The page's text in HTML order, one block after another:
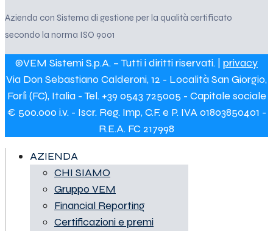
Azienda con Sistema di gestione per la qualità certificato
secondo la norma ISO 9001
©VEM Sistemi S.p.A. – Tutti i diritti riservati. | privacy
Via Don Sebastiano Calderoni, 12 - Località San Giorgio,
Forlì (FC), Italia - Tel. +39 0543 725005 - Capitale sociale
€ 500.000 i.v. - Iscr. Reg. Imp, C.F. e P. IVA 01803850401 -
R.E.A. FC 217998
AZIENDA
CHI SIAMO
Gruppo VEM
Financial Reporting
Certificazioni e premi